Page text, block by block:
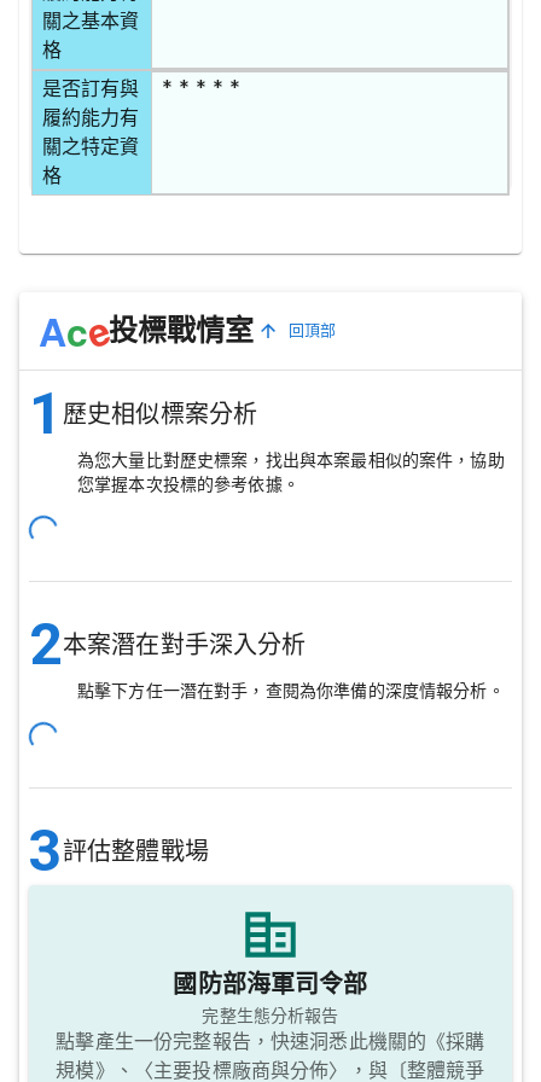
關之基本資
格
是否訂有與
履約能力有
關之特定資
格
* * * * *
Ace投標戰情室 回頂部
1 歷史相似標案分析
為您大量比對歷史標案，找出與本案最相似的案件，協助
您掌握本次投標的參考依據。
2本案潛在對手深入分析
點擊下方任一潛在對手，查閱為你準備的深度情報分析。
3評估整體戰場
國防部海軍司令部
完整生態分析報告
點擊產生一份完整報告，快速洞悉此機關的《採購
規模》、〈主要投標廠商與分佈〉，與〔整體競爭